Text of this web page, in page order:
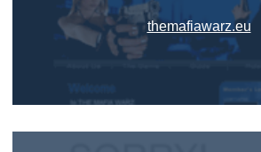
themafiawarz.eu